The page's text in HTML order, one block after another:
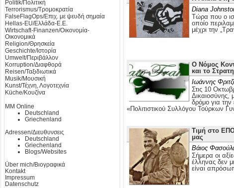
Politik/Πολιτική
Terrorismus/Τρομοκρατία
FalseFlagOps/Επιχ. με ψευδή σημαία
Hellas-EU/Ελλάδα-Ε.Ε.
Wirtschaft-Finanzen/Οικονομία-
Οικονομικά
Religion/Θρησκεία
Geschichte/Ιστορία
Umwelt/Περιβάλλον
Korruption/Διαφθορά
Reisen/Ταξιδιωτικά
Musik/Μουσική
Kunst/Τέχνη, Λογοτεχνία
Küche/Κουζίνα
MM Online
Deutschland
Griechenland
Adressen/Διευθυνσεις
Deutschland
Griechenland
Blogs/Websites
Über mich/Βιογραφικά
Kontakt
Impressum
Datenschutz
Diana
Τώρα που ο
οποίο
μέχρι την
Ο Νόμος
και το
Ιωάννης
Στις 10
Δικαιοσύνης,
δρόμο για
«Πολιτιστικού Συλλόγου Τούρκων
Τιμή στο
μας
Βάιος
Σήμερα οι
έλληνας δεν
είναι